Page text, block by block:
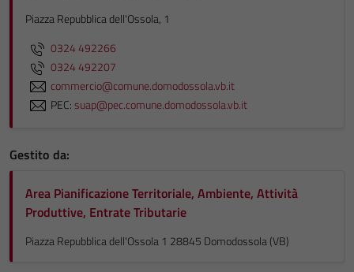
Piazza Repubblica dell'Ossola, 1
0324 492266
0324 492207
commercio@comune.domodossola.vb.it
PEC:suap@pec.comune.domodossola.vb.it
Gestito da:
Area Pianificazione Territoriale, Ambiente, Attività
Produttive, Entrate Tributarie
Piazza Repubblica dell'Ossola 1 28845 Domodossola (VB)